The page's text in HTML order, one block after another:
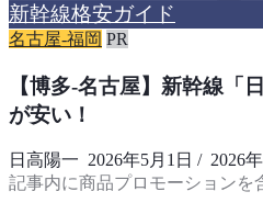
新幹線格安ガイド
名古屋-福岡 PR
【博多-名古屋】新幹線「
が安い！
日高陽一 2026年5月1日 / 2026
記事内に商品プロモーションを